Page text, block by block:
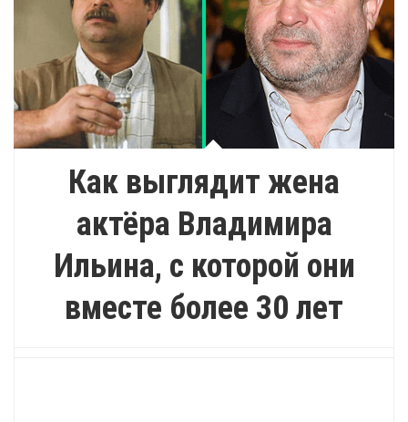
Как выглядит жена
актёра Владимира
Ильина, с которой они
вместе более 30 лет